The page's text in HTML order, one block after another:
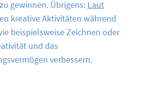
gewinnen. Übrigens: Laut
kreative Aktivitäten während
beispielsweise Zeichnen oder
und das
verbessern.